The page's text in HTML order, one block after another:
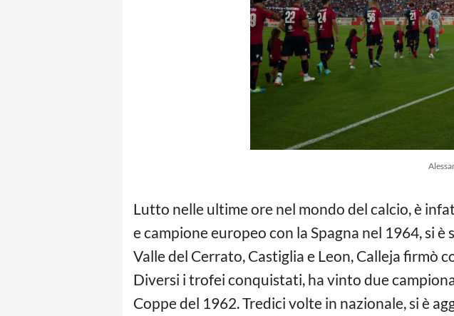
Lutto nelle ultime ore nel mondo del calcio, è
e campione europeo con la Spagna nel 1964, si
Valle del Cerrato, Castiglia e Leon, Calleja firmò
Diversi i trofei conquistati, ha vinto due
Coppe del 1962. Tredici volte in nazionale, si è